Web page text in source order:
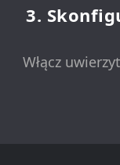
3.
Włącz